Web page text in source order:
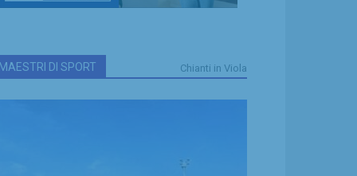
DI SPORT Chianti in Viola